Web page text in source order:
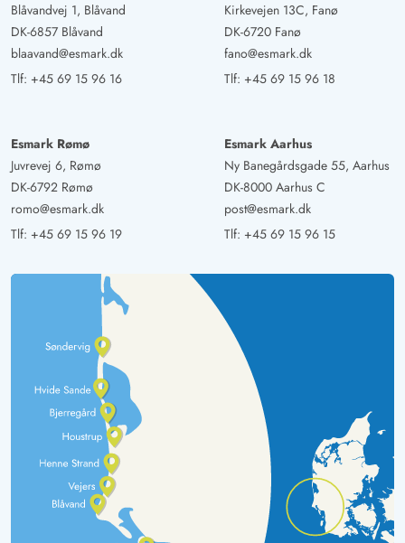
Blåvandvej 1, Blåvand
DK-6857 Blåvand
blaavand@esmark.dk
Tlf: +45 69 15 96 16
Kirkevejen 13C, Fanø
DK-6720 Fanø
fano@esmark.dk
Tlf: +45 69 15 96 18
Esmark Rømø
Juvrevej 6, Rømø
DK-6792 Rømø
romo@esmark.dk
Tlf: +45 69 15 96 19
Esmark Aarhus
Ny Banegårdsgade 55, Aarhus
DK-8000 Aarhus C
post@esmark.dk
Tlf: +45 69 15 96 15